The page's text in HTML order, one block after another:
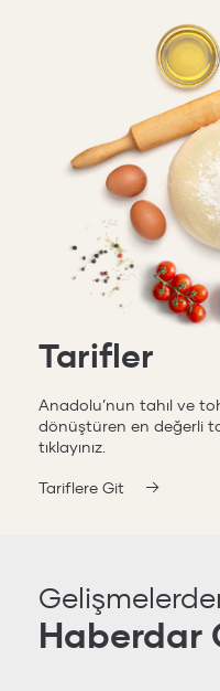
Tarifler
Anadolu’nun tahıl ve
dönüştüren en değerli
tıklayınız.
Tariflere Git
Haberdar